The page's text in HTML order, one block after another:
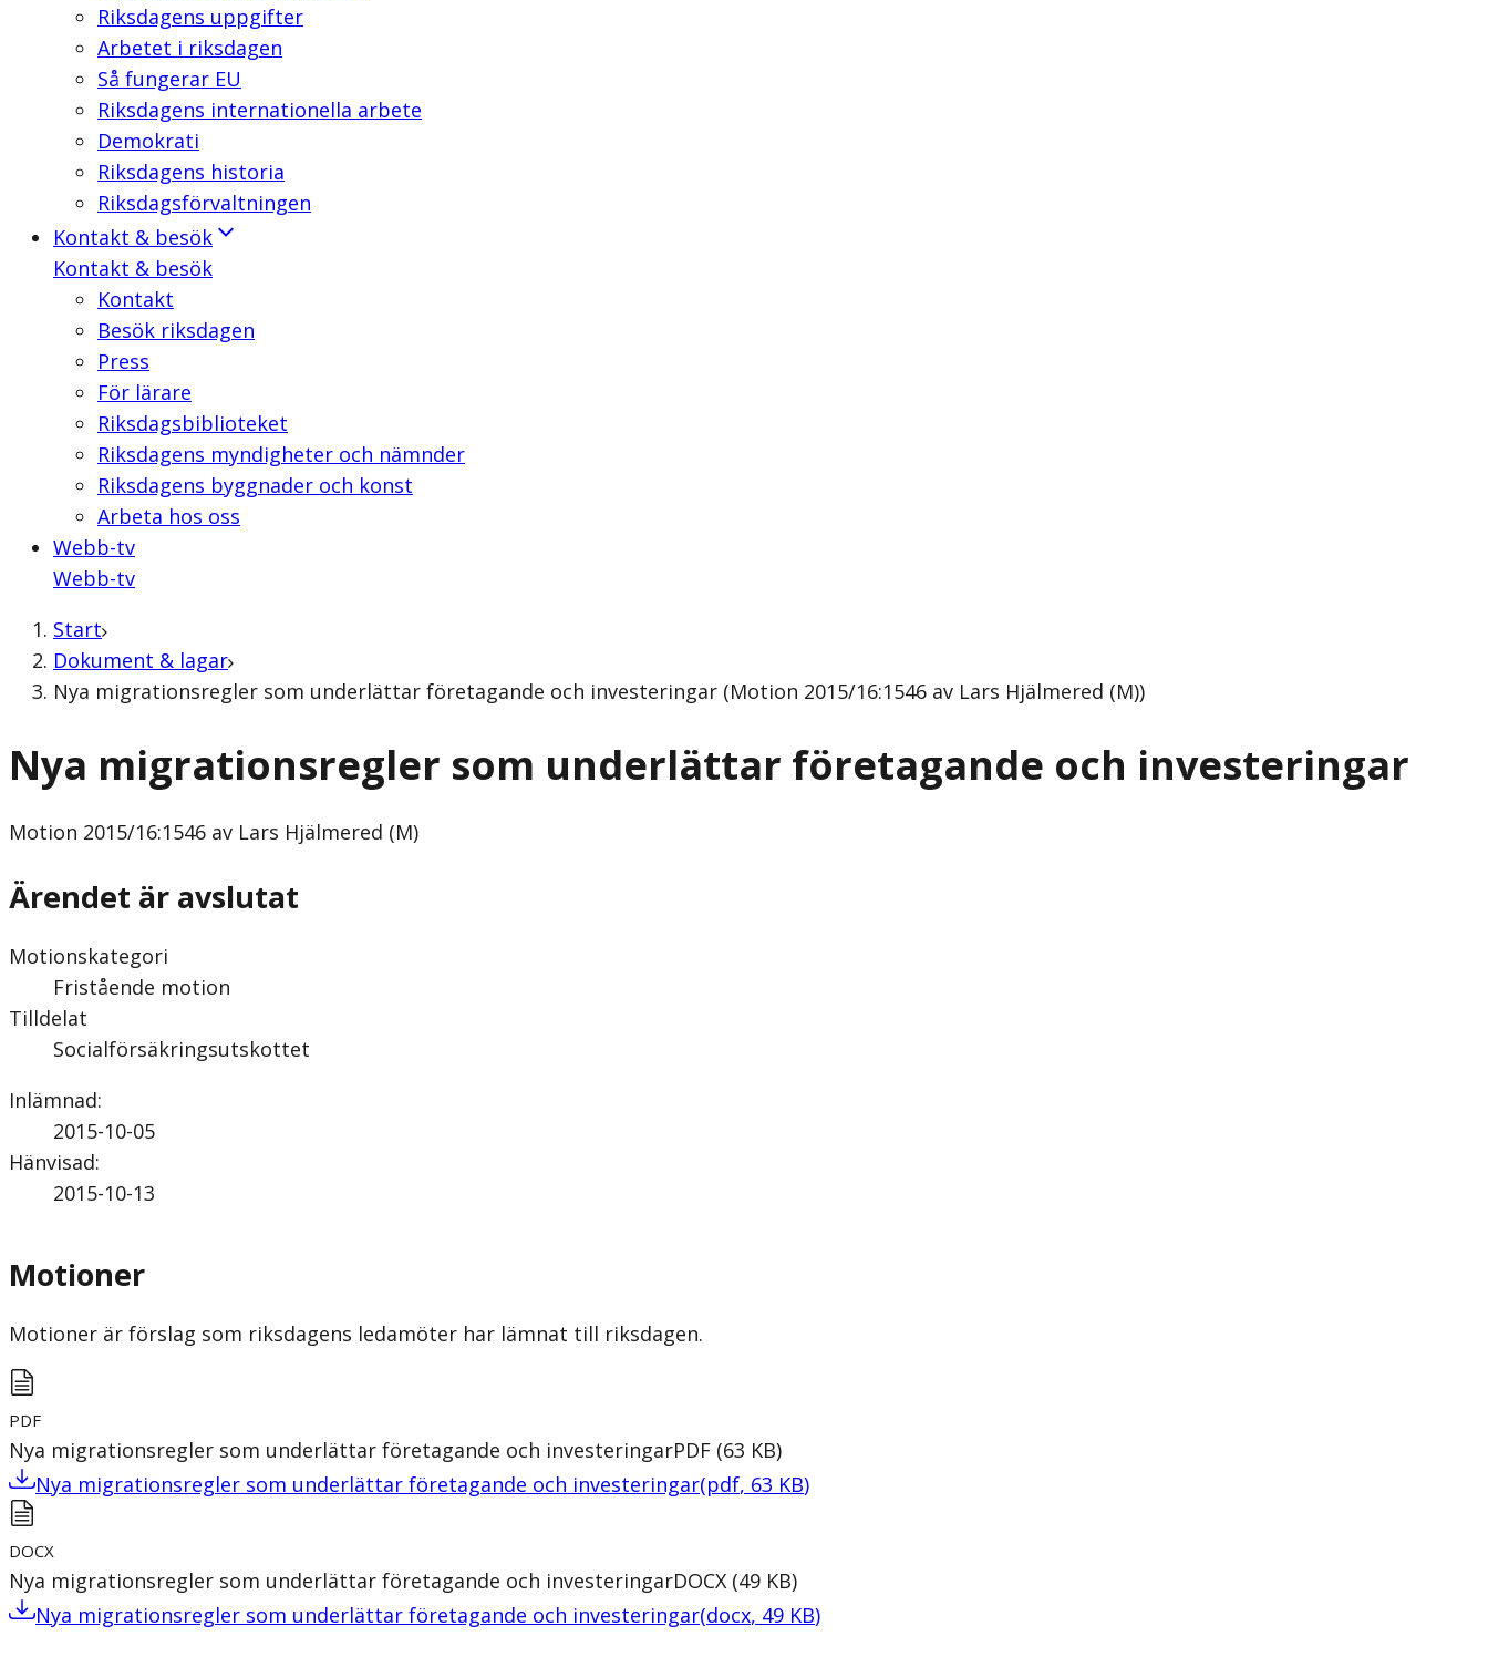
Riksdagens uppgifter
Arbetet i riksdagen
Så fungerar EU
Riksdagens internationella arbete
Demokrati
Riksdagens historia
Riksdagsförvaltningen
Kontakt & besök
Kontakt & besök
Kontakt
Besök riksdagen
Press
För lärare
Riksdagsbiblioteket
Riksdagens myndigheter och nämnder
Riksdagens byggnader och konst
Arbeta hos oss
Webb-tv
Webb-tv
Start
Dokument & lagar
Nya migrationsregler som underlättar företagande och investeringar (Motion 2015/16:1546 av Lars Hjälmered (M))
Nya migrationsregler som underlättar företagande och investeringar
Motion 2015/16:1546 av Lars Hjälmered (M)
Ärendet är avslutat
Motionskategori
Fristående motion
Tilldelat
Socialförsäkringsutskottet
Inlämnad:
2015-10-05
Hänvisad:
2015-10-13
Motioner
Motioner är förslag som riksdagens ledamöter har lämnat till riksdagen.
PDF
Nya migrationsregler som underlättar företagande och investeringarPDF (63 KB)
Nya migrationsregler som underlättar företagande och investeringar(pdf, 63 KB)
DOCX
Nya migrationsregler som underlättar företagande och investeringarDOCX (49 KB)
Nya migrationsregler som underlättar företagande och investeringar(docx, 49 KB)